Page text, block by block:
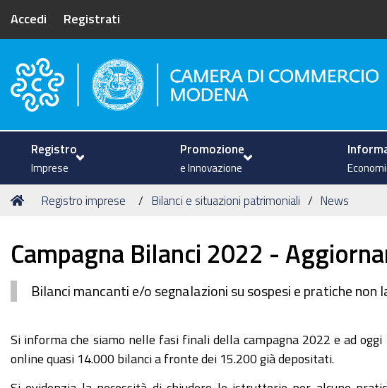
Accedi Registrati
Camera di Commercio di Modena
Registro
Imprese
Promozione
e Innovazione
Tu
Home
Registro imprese Bilanci e situazioni patrimoniali News
Campagna Bilanci 2022 -
Bilanci mancanti e/o segnalazioni su sospesi e pratiche non
Si informa che siamo nelle fasi finali della campagna 2022 e ad
online quasi 14.000 bilanci a fronte dei 15.200 già depositati.